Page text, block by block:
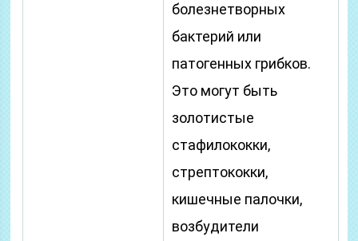
болезнетворных
бактерий или
патогенных грибков.
Это могут быть
золотистые
стафилококки,
стрептококки,
кишечные палочки,
возбудители